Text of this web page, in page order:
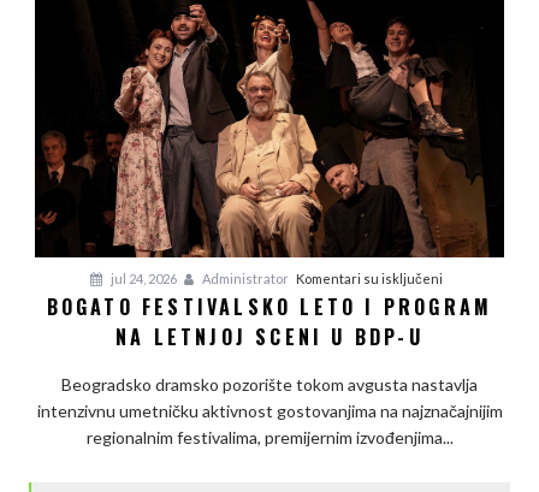
jul 24, 2026 Administrator Komentari su isključenina
Bogato
i
program
na
BOGATO FESTIVALSKO LETO I PROGRAM
NA LETNJOJ SCENI U BDP-U
Beogradsko dramsko pozorište tokom avgusta nastavlja
intenzivnu umetničku aktivnost gostovanjima na najznačajnijim
regionalnim festivalima, premijernim izvođenjima...